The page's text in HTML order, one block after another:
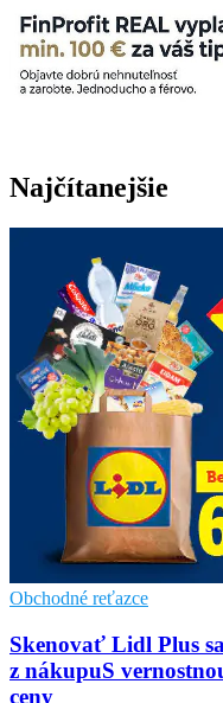
Najčítanejšie
Obchodné reťazce
Skenovať Lidl Plus
z nákupuS
ceny